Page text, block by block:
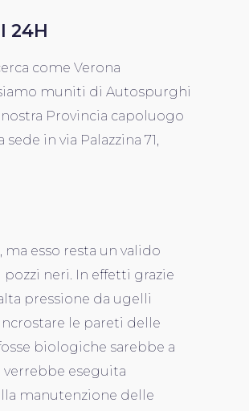
24H
come Verona
muniti di Autospurghi
Provincia capoluogo
in via Palazzina 71,
esso resta un valido
neri. In effetti grazie
pressione da ugelli
le pareti delle
biologiche sarebbe a
verrebbe eseguita
manutenzione delle